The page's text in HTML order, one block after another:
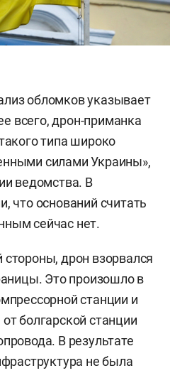
обломков указывает
всего, дрон-приманка
типа широко
силами Украины»,
ведомства. В
что оснований считать
сейчас нет.
дрон взорвался
Это произошло в
станции и
болгарской станции
В результате
не была